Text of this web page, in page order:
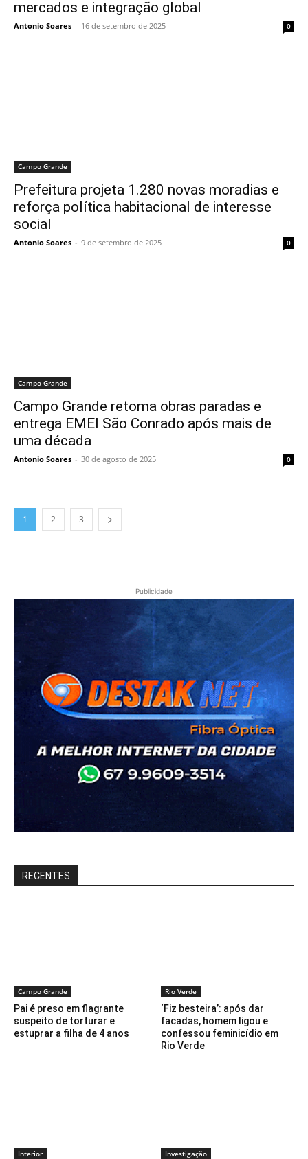
mercados e integração global
Antonio Soares - 16 de setembro de 2025 0
Campo Grande
Prefeitura projeta 1.280 novas moradias e
reforça política habitacional de interesse
social
Antonio Soares - 9 de setembro de 2025 0
Campo Grande
Campo Grande retoma obras paradas e
entrega EMEI São Conrado após mais de
uma década
Antonio Soares - 30 de agosto de 2025 0
1 2 3
Publicidade
RECENTES
Campo Grande
Pai é preso em flagrante
suspeito de torturar e
estuprar a filha de 4 anos
Rio Verde
‘Fiz besteira’: após dar
facadas, homem ligou e
confessou feminicídio em
Rio Verde
Interior Investigação